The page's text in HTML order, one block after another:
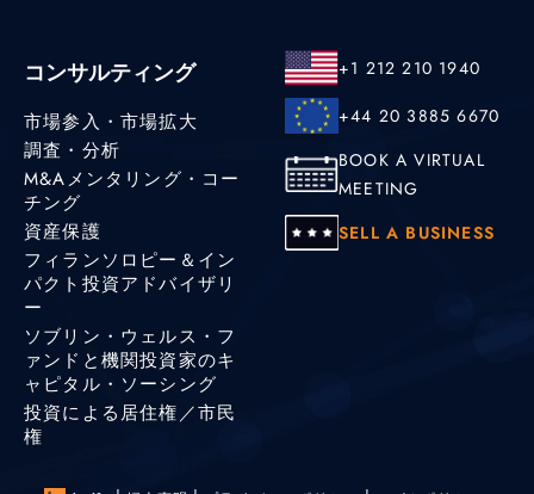
コンサルティング
市場参入・市場拡大
調査・分析
M&Aメンタリング・コー
チング
資産保護
フィランソロピー＆イン
パクト投資アドバイザリ
ー
ソブリン・ウェルス・フ
ァンドと機関投資家のキ
ャピタル・ソーシング
投資による居住権／市民
権
+1 212 210 1940
+44 20 3885 6670
BOOK A VIRTUAL
MEETING
SELL A BUSINESS